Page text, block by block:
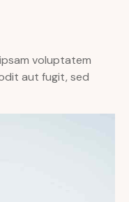
voluptatem
aut fugit, sed